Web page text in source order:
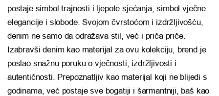
postaje simbol trajnosti i ljepote sjećanja, simbol vječne
elegancije i slobode. Svojom čvrstoćom i izdržljivošću,
denim ne samo da odražava stil, već i priča priče.
Izabravši denim kao materijal za ovu kolekciju, brend je
poslao snažnu poruku o vječnosti, izdržljivosti i
autentičnosti. Prepoznatljiv kao materijal koji ne blijedi s
godinama, već postaje sve bogatiji i šarmantniji, baš kao